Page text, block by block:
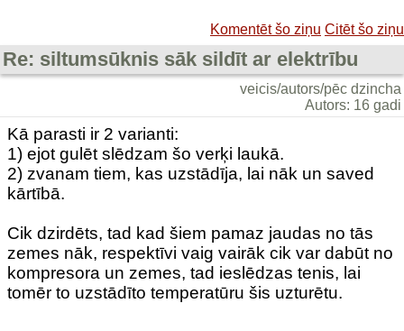
Komentēt šo ziņu Citēt šo ziņu
Re: siltumsūknis sāk sildīt ar elektrību
veicis/autors/pēc dzincha
Autors: 16 gadi
Kā parasti ir 2 varianti:
1) ejot gulēt slēdzam šo verķi laukā.
2) zvanam tiem, kas uzstādīja, lai nāk un saved
kārtībā.
Cik dzirdēts, tad kad šiem pamaz jaudas no tās
zemes nāk, respektīvi vaig vairāk cik var dabūt no
kompresora un zemes, tad ieslēdzas tenis, lai
tomēr to uzstādīto temperatūru šis uzturētu.